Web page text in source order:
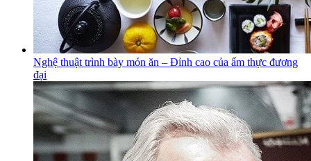
Nghệ thuật trình bày món ăn – Đỉnh cao của ẩm thực đương
đại